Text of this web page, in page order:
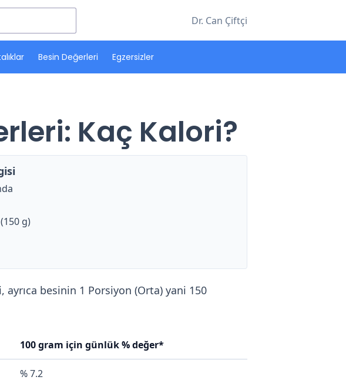
Dr. Can Çiftçi
Besin Değerleri Egzersizler
Kaç Kalori?
g)
ayrıca besinin 1 Porsiyon (Orta) yani 150
100 gram için günlük % değer*
% 7.2